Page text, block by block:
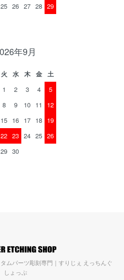
25 26 27 28 29
年9月
火 水 木 金
土
1
2 3 4
5
8 9 10 11
12
15 16 17 18 19
22 23 24 25 26
29 30
ムパーツ彫刻専門｜すりじぇ えっちんぐ
しょっぷ